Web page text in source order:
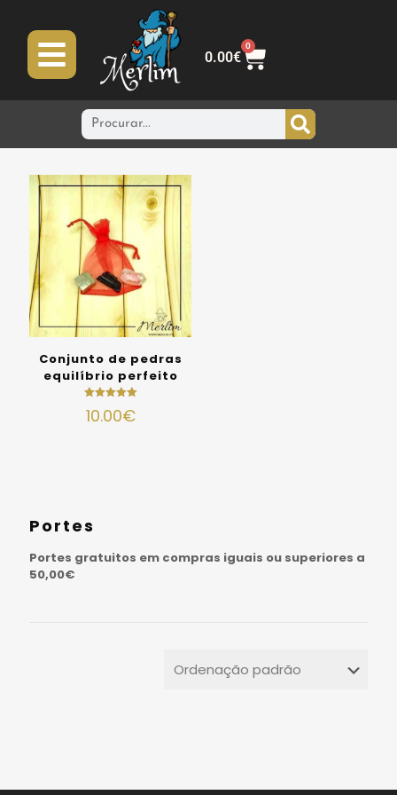
0.00€
0
Conjunto de pedras
equilíbrio perfeito
5.00
10.00€
Portes
Portes gratuitos em compras iguais ou superiores a
50,00€